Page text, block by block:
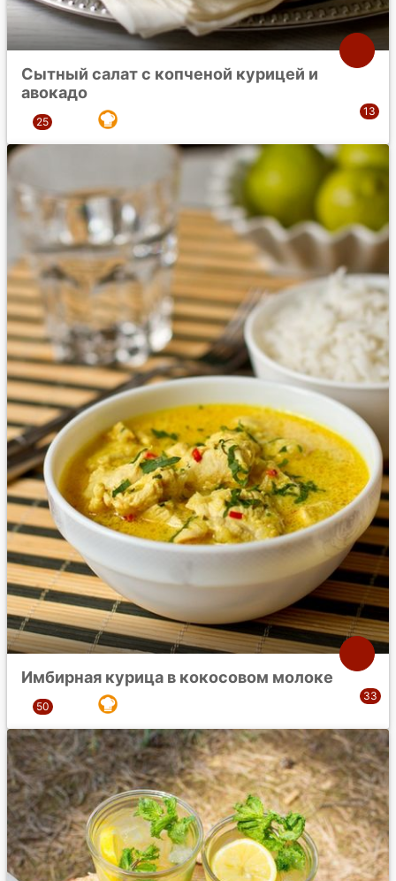
Сытный салат с копченой курицей и
авокадо
Имбирная курица в кокосовом молоке